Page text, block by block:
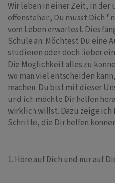
Wir leben in einer Zeit, in der
offenstehen, Du musst Dich
vom Leben erwartest. Dies
Schule an: Möchtest Du eine
studieren oder doch lieber
Die Möglichkeit alles zu
wo man viel entscheiden
machen. Du bist mit dieser
und ich möchte Dir helfen
wirklich willst. Dazu zeige ich
Schritte, die Dir helfen
1. Höre auf Dich und nur auf